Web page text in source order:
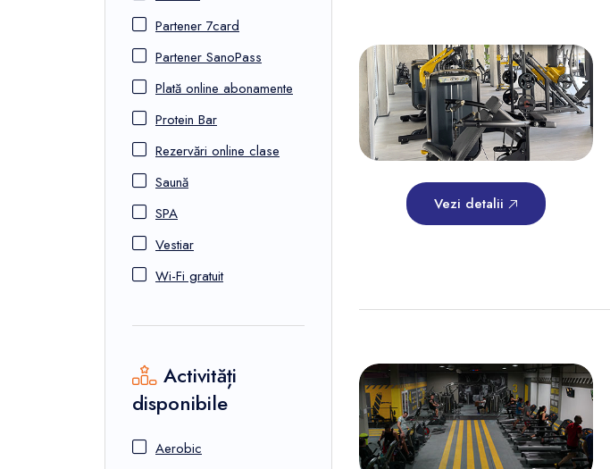
Partener 7card
Partener SanoPass
Plată online abonamente
Protein Bar
Rezervări online clase
Saună
SPA
Vestiar
Wi-Fi gratuit
Activități
disponibile
Aerobic
Vezi detalii